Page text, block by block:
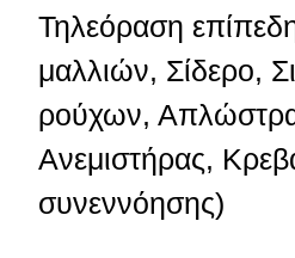
Τηλεόραση
μαλλιών, Σίδερο,
ρούχων,
Ανεμιστήρας,
συνεννόησης)